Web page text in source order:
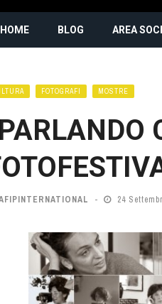
HOME BLOG AREA SOCI
FOTOGRAFI MOSTRE
24